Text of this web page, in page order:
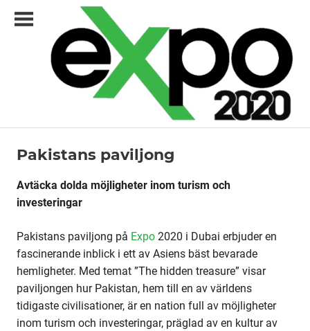
–
din
svenska
guide
till
Dubai
och
Förenade
Paviljonger
Pakistans paviljong
Avtäcka dolda möjligheter inom turism och
investeringar
Pakistans paviljong på Expo 2020 i Dubai erbjuder en
fascinerande inblick i ett av Asiens bäst bevarade
hemligheter. Med temat ”The hidden treasure” visar
paviljongen hur Pakistan, hem till en av världens
tidigaste civilisationer, är en nation full av möjligheter
inom turism och investeringar, präglad av en kultur av